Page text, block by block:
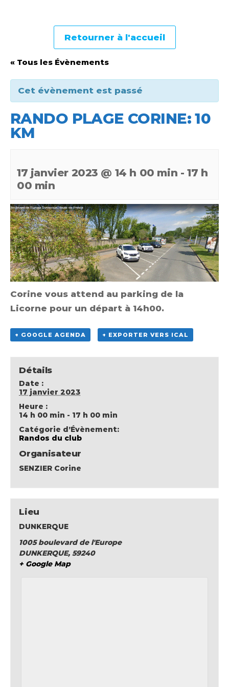
Retourner à l'accueil
« Tous les Évènements
Cet évènement est passé
RANDO PLAGE CORINE: 10
KM
17 janvier 2023 @ 14 h 00 min - 17 h
00 min
Corine vous attend au parking de la
Licorne pour un départ à 14h00.
+ GOOGLE AGENDA + EXPORTER VERS ICAL
Détails
Date :
17 janvier 2023
Heure :
14 h 00 min - 17 h 00 min
Catégorie d’Évènement:
Randos du club
Organisateur
SENZIER Corine
Lieu
DUNKERQUE
1005 boulevard de l'Europe
DUNKERQUE, 59240
+ Google Map